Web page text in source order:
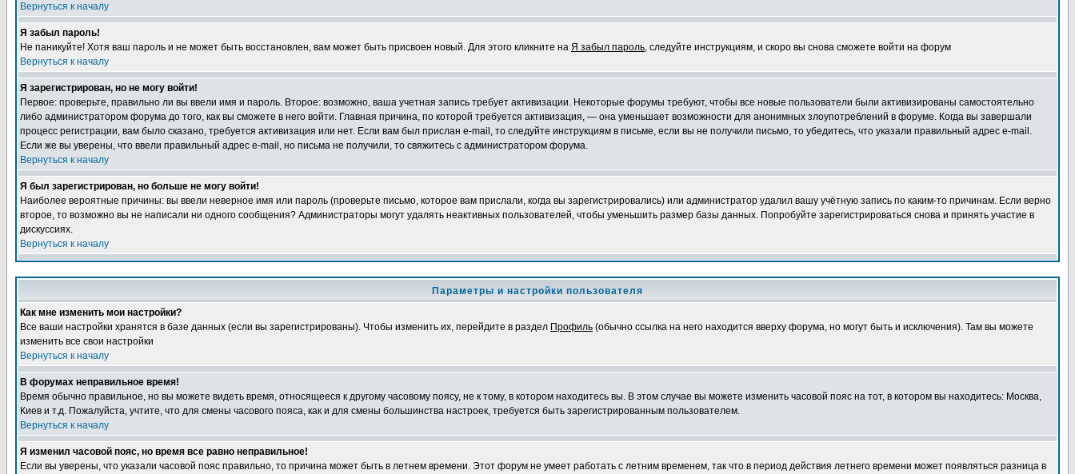
Вернуться к началу
Я забыл пароль!
Не паникуйте! Хотя ваш пароль и не может быть восстановлен, вам может быть присвоен новый. Для этого кликните на Я забыл пароль, следуйте инструкциям, и скоро вы снова сможете войти на форум
Вернуться к началу
Я зарегистрирован, но не могу войти!
Первое: проверьте, правильно ли вы ввели имя и пароль. Второе: возможно, ваша учетная запись требует активизации. Некоторые форумы требуют, чтобы все новые пользователи были активизированы самостоятельно
либо администратором форума до того, как вы сможете в него войти. Главная причина, по которой требуется активизация, — она уменьшает возможности для анонимных злоупотреблений в форуме. Когда вы завершали
процесс регистрации, вам было сказано, требуется активизация или нет. Если вам был прислан e-mail, то следуйте инструкциям в письме, если вы не получили письмо, то убедитесь, что указали правильный адрес e-mail.
Если же вы уверены, что ввели правильный адрес e-mail, но письма не получили, то свяжитесь с администратором форума.
Вернуться к началу
Я был зарегистрирован, но больше не могу войти!
Наиболее вероятные причины: вы ввели неверное имя или пароль (проверьте письмо, которое вам прислали, когда вы зарегистрировались) или администратор удалил вашу учётную запись по каким-то причинам. Если верно
второе, то возможно вы не написали ни одного сообщения? Администраторы могут удалять неактивных пользователей, чтобы уменьшить размер базы данных. Попробуйте зарегистрироваться снова и принять участие в
дискуссиях.
Вернуться к началу
Параметры и настройки пользователя
Как мне изменить мои настройки?
Все ваши настройки хранятся в базе данных (если вы зарегистрированы). Чтобы изменить их, перейдите в раздел Профиль (обычно ссылка на него находится вверху форума, но могут быть и исключения). Там вы можете
изменить все свои настройки
Вернуться к началу
В форумах неправильное время!
Время обычно правильное, но вы можете видеть время, относящееся к другому часовому поясу, не к тому, в котором находитесь вы. В этом случае вы можете изменить часовой пояс на тот, в котором вы находитесь: Москва,
Киев и т.д. Пожалуйста, учтите, что для смены часового пояса, как и для смены большинства настроек, требуется быть зарегистрированным пользователем.
Вернуться к началу
Я изменил часовой пояс, но время все равно неправильное!
Если вы уверены, что указали часовой пояс правильно, то причина может быть в летнем времени. Этот форум не умеет работать с летним временем, так что в период действия летнего времени может появляться разница в